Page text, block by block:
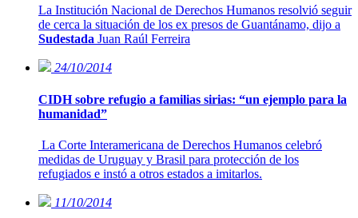
La Institución Nacional de Derechos Humanos resolvió seguir
de cerca la situación de los ex presos de Guantánamo, dijo a
Sudestada Juan Raúl Ferreira
24/10/2014
CIDH sobre refugio a familias sirias: “un ejemplo para la
humanidad”
La Corte Interamericana de Derechos Humanos celebró
medidas de Uruguay y Brasil para protección de los
refugiados e instó a otros estados a imitarlos.
11/10/2014